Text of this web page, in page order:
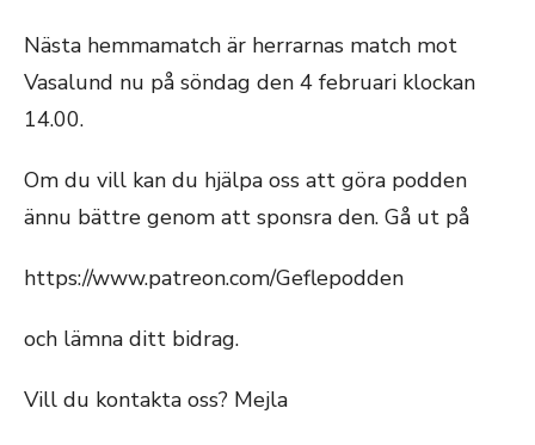
Nästa hemmamatch är herrarnas match mot
Vasalund nu på söndag den 4 februari klockan
14.00.
Om du vill kan du hjälpa oss att göra podden
ännu bättre genom att sponsra den. Gå ut på
https://www.patreon.com/Geflepodden
och lämna ditt bidrag.
Vill du kontakta oss? Mejla